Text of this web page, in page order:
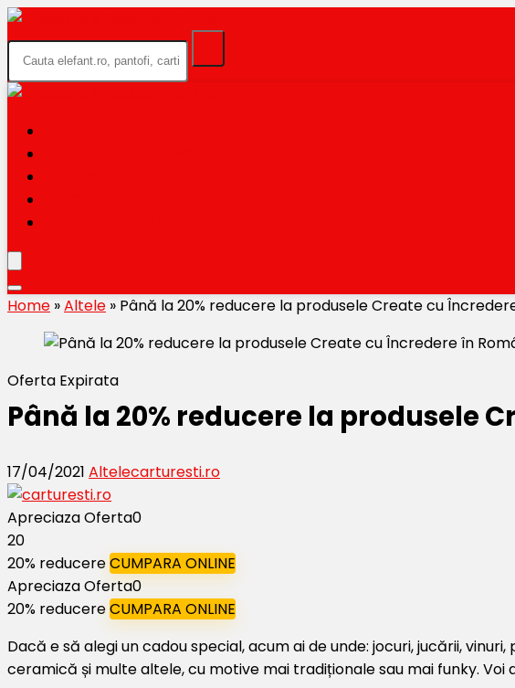
Home »Altele » Până la 20% reducere la produsele Create cu
Oferta Expirata
Până la 20% reducere la produsele
17/04/2021 Altelecarturesti.ro
Apreciaza Oferta0
20
20% reducereCUMPARA ONLINE
Apreciaza Oferta0
20% reducereCUMPARA ONLINE
Dacă e să alegi un cadou special, acum ai de unde: jocuri, jucării,
ceramică și multe altele, cu motive mai tradiționale sau mai funky.